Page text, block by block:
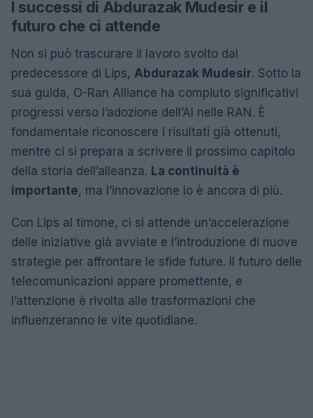
I successi di Abdurazak Mudesir e il
futuro che ci attende
Non si può trascurare il lavoro svolto dal
predecessore di Lips, Abdurazak Mudesir. Sotto la
sua guida, O-Ran Alliance ha compiuto significativi
progressi verso l’adozione dell’AI nelle RAN. È
fondamentale riconoscere i risultati già ottenuti,
mentre ci si prepara a scrivere il prossimo capitolo
della storia dell’alleanza. La continuità è
importante, ma l’innovazione lo è ancora di più.
Con Lips al timone, ci si attende un’accelerazione
delle iniziative già avviate e l’introduzione di nuove
strategie per affrontare le sfide future. Il futuro delle
telecomunicazioni appare promettente, e
l’attenzione è rivolta alle trasformazioni che
influenzeranno le vite quotidiane.